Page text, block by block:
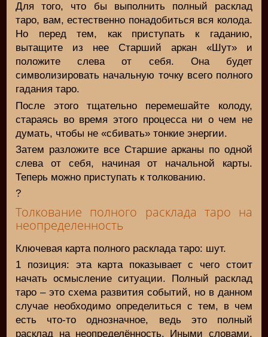
Для того, что бы выполнить полный расклад
таро, вам, естественно понадобиться вся колода.
Но перед тем, как приступать к гаданию,
вытащите из нее Старший аркан «Шут» и
положите слева от себя. Она будет
символизировать начальную точку всего полного
гадания таро.
После этого тщательно перемешайте колоду,
стараясь во время этого процесса ни о чем не
думать, чтобы не «сбивать» тонкие энергии.
Затем разложите все Старшие арканы по одной
слева от себя, начиная от начальной карты.
Теперь можно приступать к толкованию.
?
Толкование полного расклада таро на
неопределенность
Ключевая карта полного расклада таро: шут.
1 позиция: эта карта показывает с чего стоит
начать осмысление ситуации. Полный расклад
таро – это схема развития событий, но в данном
случае необходимо определиться с тем, в чем
есть что-то однозначное, ведь это полный
расклад на неопределённость. Иными словами,